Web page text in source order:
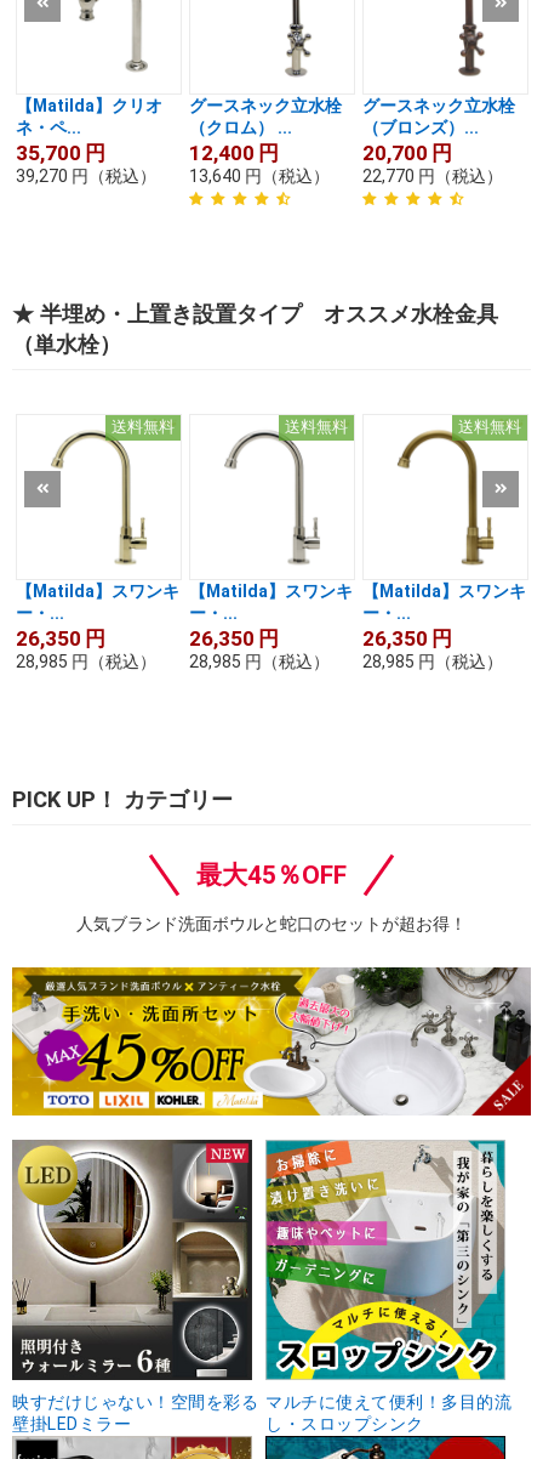
【Matilda】クリオ
ネ・ペ...
35,700 円
39,270 円 （税込）
グースネック立水栓
（クロム） ...
12,400 円
13,640 円 （税込）
グースネック立水栓
（ブロンズ）...
20,700 円
22,770 円 （税込）
★ 半埋め・上置き設置タイプ オススメ水栓金具
（単水栓）
送料無料
【Matilda】スワンキ
ー・...
26,350 円
28,985 円 （税込）
送料無料
【Matilda】スワンキ
ー・...
26,350 円
28,985 円 （税込）
送料無料
【Matilda】スワンキ
ー・...
26,350 円
28,985 円 （税込）
PICK UP！ カテゴリー
最大45％OFF
人気ブランド洗面ボウルと蛇口のセットが超お得！
映すだけじゃない！空間を彩る
壁掛LEDミラー
マルチに使えて便利！多目的流
し・スロップシンク